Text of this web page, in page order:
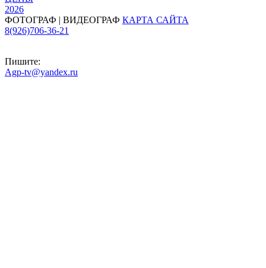
2026
ФОТОГРАФ | ВИДЕОГРАФ КАРТА САЙТА
8(926)706-36-21
Пишите:
Agp-tv@yandex.ru